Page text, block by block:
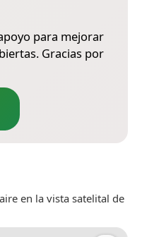
para mejorar
Gracias por
en la vista satelital de